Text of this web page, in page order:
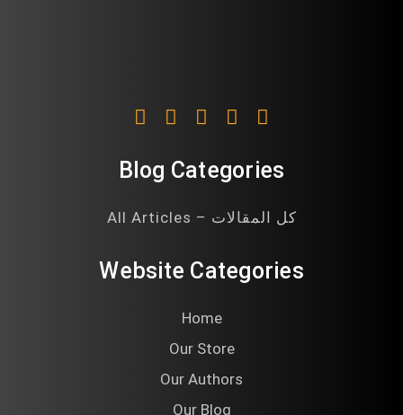
Blog Categories
All Articles – كل المقالات
Website Categories
Home
Our Store
Our Authors
Our Blog